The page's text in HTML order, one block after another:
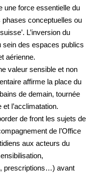
une force essentielle du
conceptuelles ou
L’inversion du
sein des espaces publics
aérienne.
valeur sensible et non
affirme la place du
de demain, tournée
l’acclimatation.
de front les sujets de
de l’Office
aux acteurs du
prescriptions…) avant